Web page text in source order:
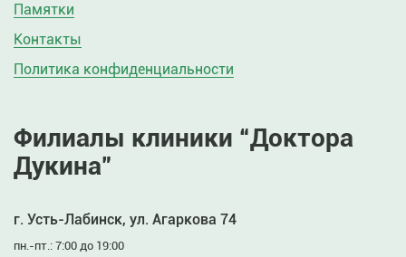
Памятки
Контакты
Политика конфиденциальности
Филиалы клиники “Доктора
Дукина”
г. Усть-Лабинск, ул. Агаркова 74
пн.-пт.: 7:00 до 19:00